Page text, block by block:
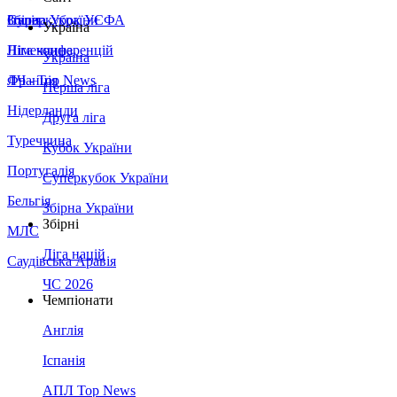
Збірна України
Італія
Німеччина
Франція
Нідерланди
Туреччина
Португалія
Бельгія
МЛС
Саудівська Аравія
Суперкубок УЄФА
Ліга конференцій
ЛЧ - Top News
Україна
Україна
Перша ліга
Друга ліга
Кубок України
Суперкубок України
Збірна України
Збірні
Ліга націй
ЧС 2026
Чемпіонати
Англія
Іспанія
АПЛ Top News